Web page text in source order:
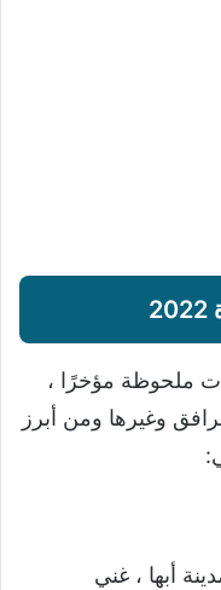
ملحوظة مؤخرًا ،
وغيرها ومن أبرز
أبها ، غني